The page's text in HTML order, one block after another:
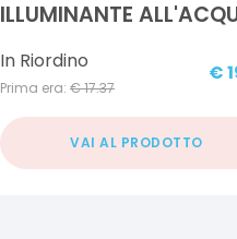
ILLUMINANTE
In Riordino
Prima era: €17.37
€
VAI AL PRODOTTO